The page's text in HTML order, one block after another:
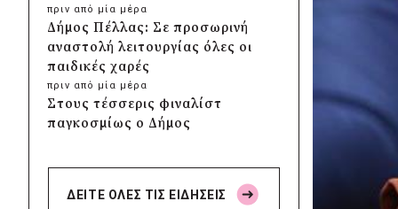
πριν από μία μέρα
Δήμος Πέλλας: Σε προσωρινή
αναστολή λειτουργίας όλες οι
παιδικές χαρές
πριν από μία μέρα
Στους τέσσερις φιναλίστ
παγκοσμίως ο Δήμος
Δήμος Μετεώρων: Επενδύει
ΔΕΙΤΕ ΟΛΕΣ ΤΙΣ ΕΙΔΗΣΕΙΣ